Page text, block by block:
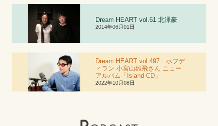
Dream HEART vol.61北澤豪
2014年06月01日
Dream HEART vol.497 ホフデ
ィラン 小宮山雄飛さん ニュー
アルバム「Island CD」
2022年10月08日